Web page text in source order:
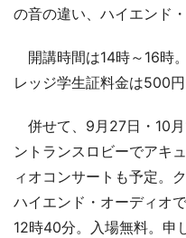
の音の違い、ハイエンド
開講時間は14時～16時
レッジ学生証料金は500円
併せて、9月27日・10
ントランスロビーでアキ
ィオコンサートも予定。
ハイエンド・オーディオ
12時40分。入場無料。申